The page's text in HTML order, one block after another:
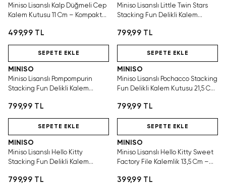
Miniso Lisanslı Kalp Düğmeli Cep
Kalem Kutusu 11 Cm – Kompakt
499,99 TL
Miniso Lisanslı Little Twin Stars
Stacking Fun Delikli Kalem
799,99 TL
SEPETE EKLE
MINISO
Miniso Lisanslı Pompompurin
Stacking Fun Delikli Kalem
799,99 TL
SEPETE EKLE
MINISO
Miniso Lisanslı Pochacco Stacking
Fun Delikli Kalem Kutusu 21,5 Cm
799,99 TL
SEPETE EKLE
MINISO
Miniso Lisanslı Hello Kitty
Stacking Fun Delikli Kalem
799,99 TL
SEPETE EKLE
MINISO
Miniso Lisanslı Hello Kitty Sweet
Factory File Kalemlik 13,5 Cm –
399,99 TL